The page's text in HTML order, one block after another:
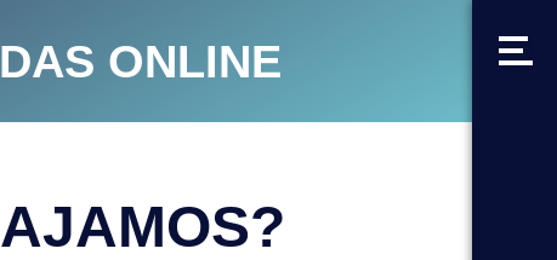
ONLINE